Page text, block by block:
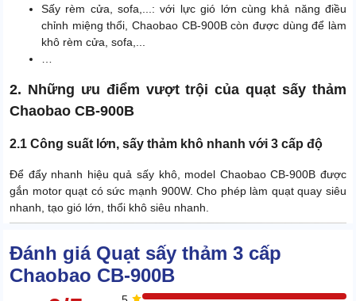
Sấy rèm cửa, sofa,...: với lực gió lớn cùng khả năng điều
chỉnh miệng thổi, Chaobao CB-900B còn được dùng để làm
khô rèm cửa, sofa,...
…
2. Những ưu điểm vượt trội của quạt sấy thảm
Chaobao CB-900B
2.1 Công suất lớn, sấy thảm khô nhanh với 3 cấp độ
Để đẩy nhanh hiệu quả sấy khô, model Chaobao CB-900B được
gắn motor quạt có sức mạnh 900W. Cho phép làm quạt quay siêu
nhanh, tạo gió lớn, thổi khô siêu nhanh.
Đánh giá Quạt sấy thảm 3 cấp
Chaobao CB-900B